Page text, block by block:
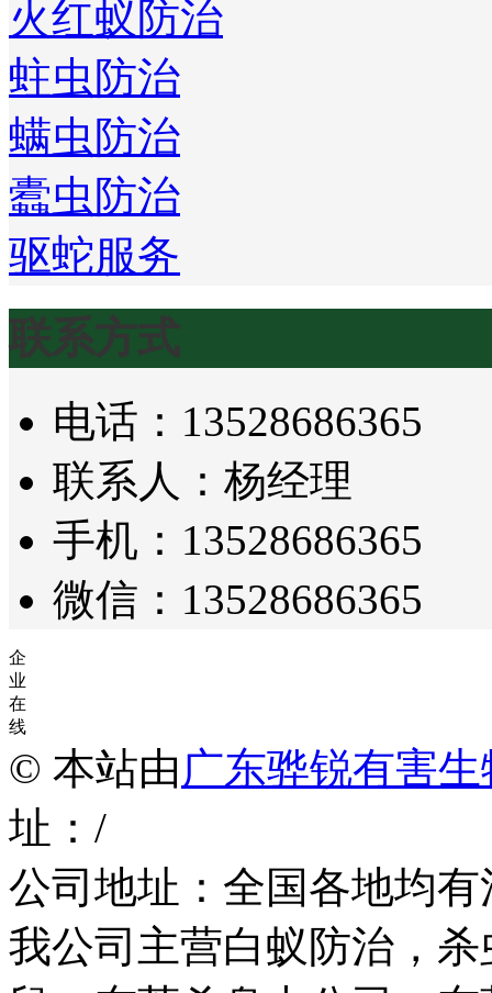
火红蚁防治
蛀虫防治
螨虫防治
蠹虫防治
驱蛇服务
联系方式
电话：13528686365
联系人：杨经理
手机：13528686365
微信：13528686365
企
业
在
线
© 本站由 广东骅锐有害
址：/
公司地址：全国各地均
我公司主营白蚁防治，